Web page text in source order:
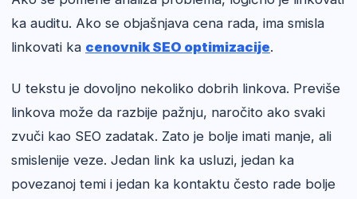
ka auditu. Ako se objašnjava cena rada, ima smisla
linkovati ka cenovnik SEO optimizacije.
U tekstu je dovoljno nekoliko dobrih linkova. Previše
linkova može da razbije pažnju, naročito ako svaki
zvuči kao SEO zadatak. Zato je bolje imati manje, ali
smislenije veze. Jedan link ka usluzi, jedan ka
povezanoj temi i jedan ka kontaktu često rade bolje